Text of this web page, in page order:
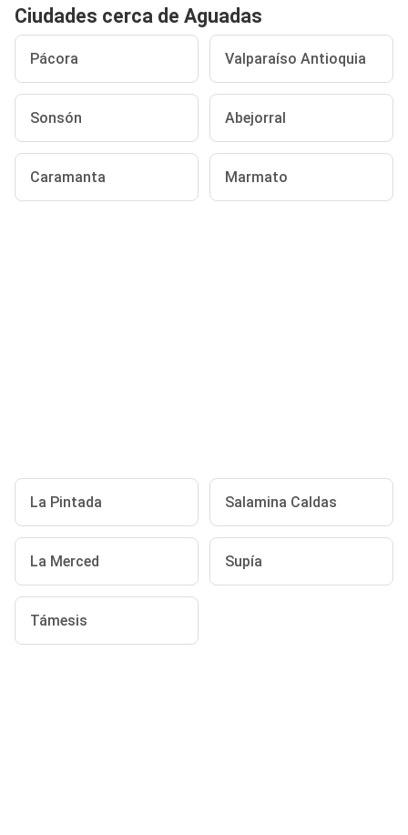
Ciudades cerca de Aguadas
Pácora Valparaíso Antioquia
Sonsón Abejorral
Caramanta Marmato
La Pintada Salamina Caldas
La Merced Supía
Támesis